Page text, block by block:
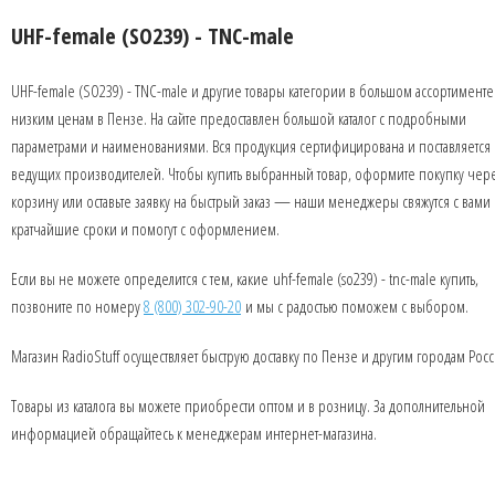
UHF-female (SO239) - TNC-male
UHF-female (SO239) - TNC-male и другие товары категории в большом
низким ценам в Пензе. На сайте предоставлен большой каталог с подробными
параметрами и наименованиями. Вся продукция сертифицирована и поставляется
ведущих производителей. Чтобы купить выбранный товар, оформите покупку
корзину или оставьте заявку на быстрый заказ — наши менеджеры свяжутся с вами
кратчайшие сроки и помогут с оформлением.
Если вы не можете определится с тем, какие uhf-female (so239) - tnc-male купить,
позвоните по номеру8 (800) 302-90-20 и мы с радостью поможем с выбором.
Магазин RadioStuff осуществляет быструю доставку по Пензе и другим городам
Товары из каталога вы можете приобрести оптом и в розницу. За дополнительной
информацией обращайтесь к менеджерам интернет-магазина.